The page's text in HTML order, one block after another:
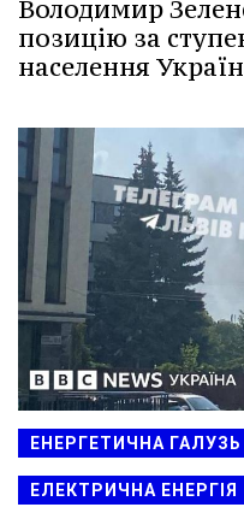
Володимир
позицію за
населення
ЕНЕРГЕТИЧНА ГАЛУЗЬ
ЕЛЕКТРИЧНА ЕНЕРГІЯ